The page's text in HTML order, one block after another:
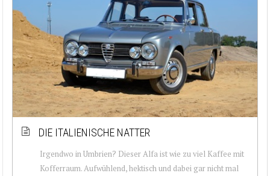
DIE ITALIENISCHE NATTER
Irgendwo in Umbrien? Dieser Alfa ist wie zu viel Kaffee mit
Kofferraum. Aufwühlend, hektisch und dabei gar nicht mal